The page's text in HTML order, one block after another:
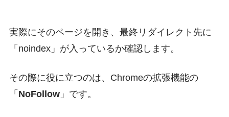
実際にそのページを開き、最終リダイレクト先に
「noindex」が入っているか確認します。
その際に役に立つのは、Chromeの拡張機能の
「 NoFollow」です。